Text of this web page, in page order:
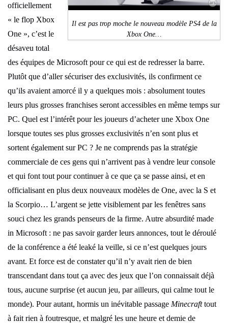
Il est pas trop moche le nouveau modèle PS4 de la
Xbox One…
officiellement
« le flop Xbox
One », c’est le
désaveu total
des équipes de Microsoft pour ce qui est de redresser la barre.
Plutôt que d’aller sécuriser des exclusivités, ils confirment ce
qu’ils avaient amorcé il y a quelques mois : absolument toutes
leurs plus grosses franchises seront accessibles en même temps sur
PC. Quel est l’intérêt pour les joueurs d’acheter une Xbox One
lorsque toutes ses plus grosses exclusivités n’en sont plus et
sortent également sur PC ? Je ne comprends pas la stratégie
commerciale de ces gens qui n’arrivent pas à vendre leur console
et qui font tout pour continuer à ce que ça se passe ainsi, et en
officialisant en plus deux nouveaux modèles de One, avec la S et
la Scorpio… L’argent se jette visiblement par les fenêtres sans
souci chez les grands penseurs de la firme. Autre absurdité made
in Microsoft : ne pas savoir garder leurs annonces, tout le déroulé
de la conférence a été leaké la veille, si ce n’est quelques jours
avant. Et force est de constater qu’il n’y avait rien de bien
transcendant dans tout ça avec des jeux que l’on connaissait déjà
tous, aucune surprise (et aucun jeu, par ailleurs, qui calme tout le
monde). Pour autant, hormis un inévitable passage Minecrafttout
à fait rien à foutresque, et malgré les une heure et demie de